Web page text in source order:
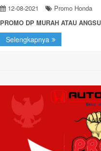
12-08-2021
Promo Honda
PROMO DP MURAH ATAU
Selengkapnya